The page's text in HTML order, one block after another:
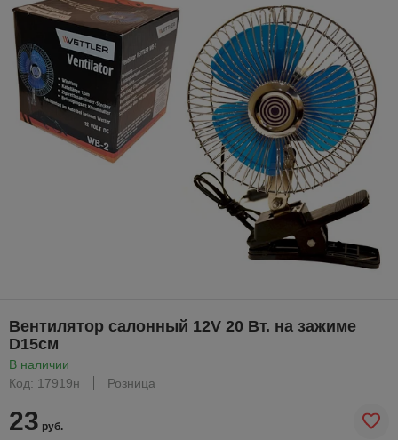
Вентилятор салонный 12V 20 Вт. на зажиме
D15см
В наличии
Код: 17919н
Розница
23 руб.